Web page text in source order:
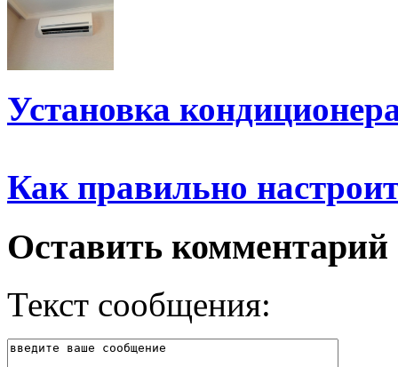
Установка
Как правильно
Оставить комментарий
Текст сообщения: